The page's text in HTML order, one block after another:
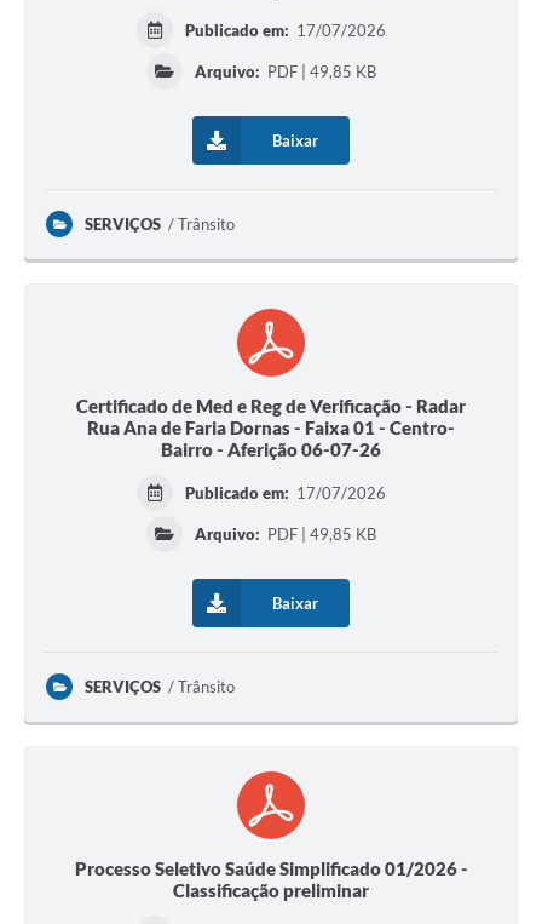
Publicado em: 17/07/2026
Arquivo: PDF | 49,85 KB
Baixar
SERVIÇOS Trânsito
Certificado de Med e Reg de Verificação - Radar
Rua Ana de Faria Dornas - Faixa 01 - Centro-
Bairro - Aferição 06-07-26
Publicado em: 17/07/2026
Arquivo: PDF | 49,85 KB
Baixar
SERVIÇOS Trânsito
Processo Seletivo Saúde Simplificado 01/2026 -
Classificação preliminar